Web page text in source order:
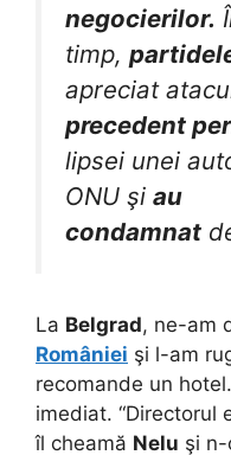
negocierilor.
timp,
apreciat
precedent
lipsei unei
ONU şi au
condamnat
La Belgrad, ne-am
României şi l-am
recomande un
imediat. “Directorul
îl cheamă Nelu şi